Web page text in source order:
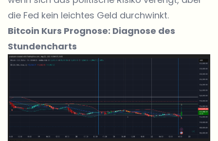
die Fed kein leichtes Geld durchwinkt.
Bitcoin Kurs Prognose: Diagnose des
Stundencharts